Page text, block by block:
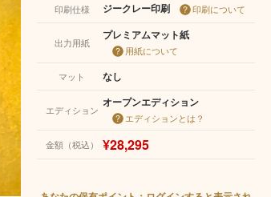
印刷仕様 ジークレー印刷 印刷について
出力用紙
プレミアムマット紙
用紙について
マット
なし
エディション
オープンエディション
エディションとは？
金額（税込） ¥28,295